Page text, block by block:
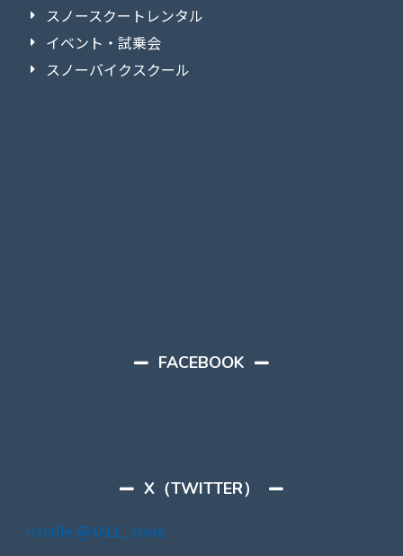
スノースクートレンタル
イベント・試乗会
スノーバイクスクール
FACEBOOK
X（TWITTER）
Handle @4ALL_store